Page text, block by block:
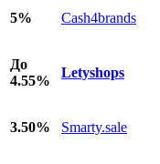
5%
Cash4brands
До
4.55%
Letyshops
3.50%
Smarty.sale